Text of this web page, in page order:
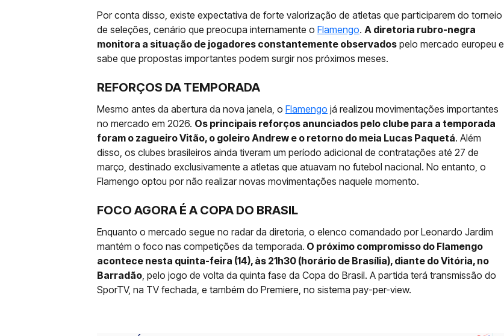
Por conta disso, existe expectativa de forte valorização de atletas que participarem do torneio
de seleções, cenário que preocupa internamente o Flamengo. A diretoria rubro-negra
monitora a situação de jogadores constantemente observados pelo mercado europeu e
sabe que propostas importantes podem surgir nos próximos meses.
REFORÇOS DA TEMPORADA
Mesmo antes da abertura da nova janela, o Flamengo já realizou movimentações importantes
no mercado em 2026. Os principais reforços anunciados pelo clube para a temporada
foram o zagueiro Vitão, o goleiro Andrew e o retorno do meia Lucas Paquetá. Além
disso, os clubes brasileiros ainda tiveram um período adicional de contratações até 27 de
março, destinado exclusivamente a atletas que atuavam no futebol nacional. No entanto, o
Flamengo optou por não realizar novas movimentações naquele momento.
FOCO AGORA É A COPA DO BRASIL
Enquanto o mercado segue no radar da diretoria, o elenco comandado por Leonardo Jardim
mantém o foco nas competições da temporada. O próximo compromisso do Flamengo
acontece nesta quinta-feira (14), às 21h30 (horário de Brasília), diante do Vitória, no
Barradão, pelo jogo de volta da quinta fase da Copa do Brasil. A partida terá transmissão do
SporTV, na TV fechada, e também do Premiere, no sistema pay-per-view.